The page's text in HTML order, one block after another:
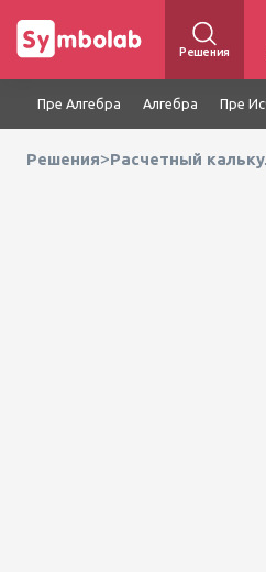
Решения
Пре Алгебра Алгебра Пре
Решения>Расчетный